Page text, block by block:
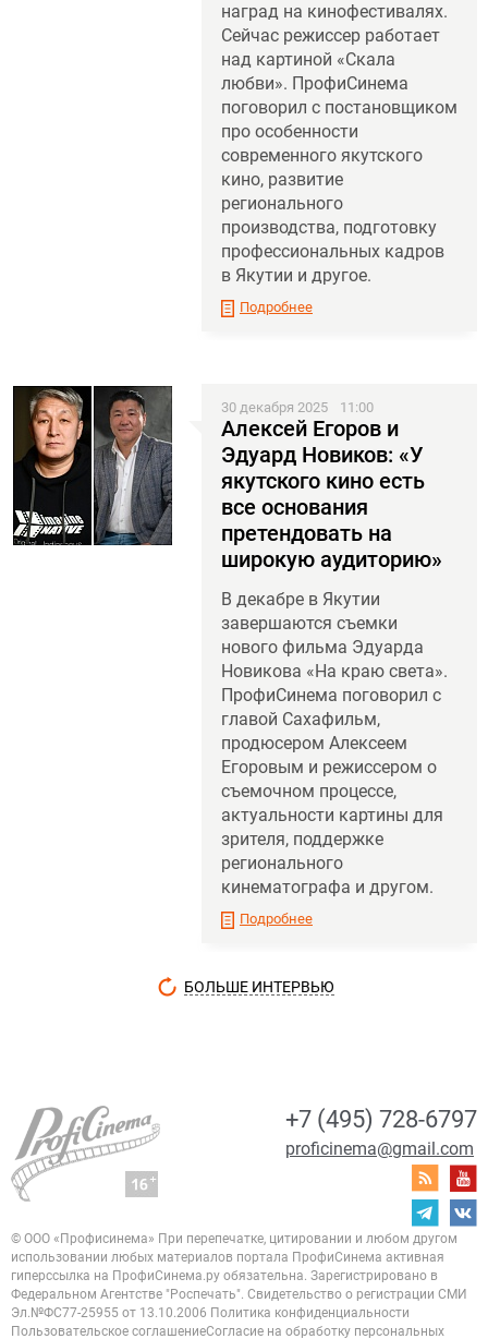
наград на кинофестивалях.
Сейчас режиссер работает
над картиной «Скала
любви». ПрофиСинема
поговорил с постановщиком
про особенности
современного якутского
кино, развитие
регионального
производства, подготовку
профессиональных кадров
в Якутии и другое.
Подробнее
30 декабря 2025 11:00
Алексей Егоров и
Эдуард Новиков: «У
якутского кино есть
все основания
претендовать на
широкую аудиторию»
В декабре в Якутии
завершаются съемки
нового фильма Эдуарда
Новикова «На краю света».
ПрофиСинема поговорил с
главой Сахафильм,
продюсером Алексеем
Егоровым и режиссером о
съемочном процессе,
актуальности картины для
зрителя, поддержке
регионального
кинематографа и другом.
Подробнее
БОЛЬШЕ ИНТЕРВЬЮ
+7 (495) 728-6797
proficinema@gmail.com
© ООО «Профисинема» При перепечатке, цитировании и любом другом
использовании любых материалов портала ПрофиСинема активная
гиперссылка на ПрофиСинема.ру обязательна. Зарегистрировано в
Федеральном Агентстве "Роспечать". Свидетельство о регистрации СМИ
Эл.№ФС77-25955 от 13.10.2006 Политика конфиденциальности
Пользовательское соглашениеСогласие на обработку персональных